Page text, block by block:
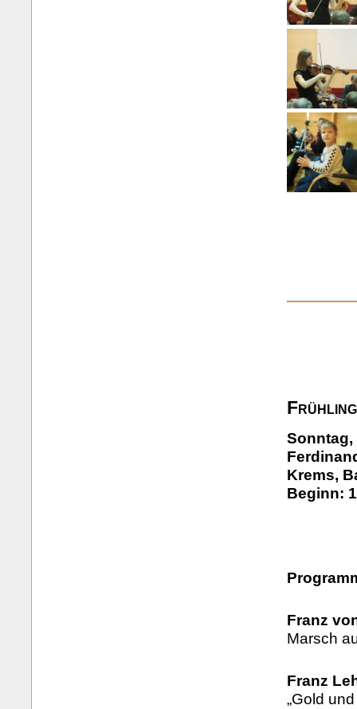
Sonntag,
Krems,
Beginn:
Franz
Marsch
Franz
„Gold